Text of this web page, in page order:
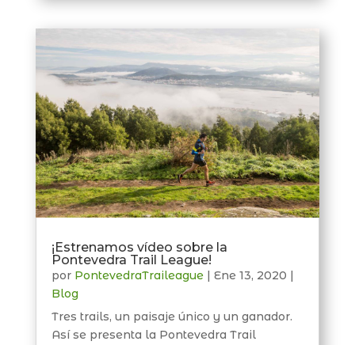
¡Estrenamos vídeo sobre la
Pontevedra Trail League!
por PontevedraTraileague| Ene 13, 2020 |
Blog
Tres trails, un paisaje único y un ganador.
Así se presenta la Pontevedra Trail